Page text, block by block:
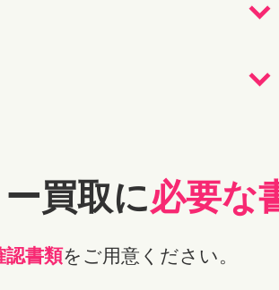
買取に必要な
認書類をご用意ください。